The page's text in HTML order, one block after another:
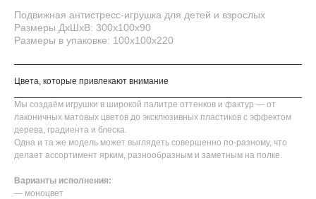
Подвижная антистресс-игрушка для детей и взрослых
Размеры ДхШхВ: 300х100х90
Размеры в упаковке: 100х100х220
Цвета, которые привлекают внимание
Мы создаём игрушки в широкой палитре оттенков и фактур — от
лаконичных матовых цветов до эксклюзивных пластиков с эффектом
дерева, градиента и блеска.
Одна и та же модель может выглядеть совершенно по-разному, что
делает ассортимент ярким, разнообразным и заметным на полке.
Варианты исполнения:
— моноцвет